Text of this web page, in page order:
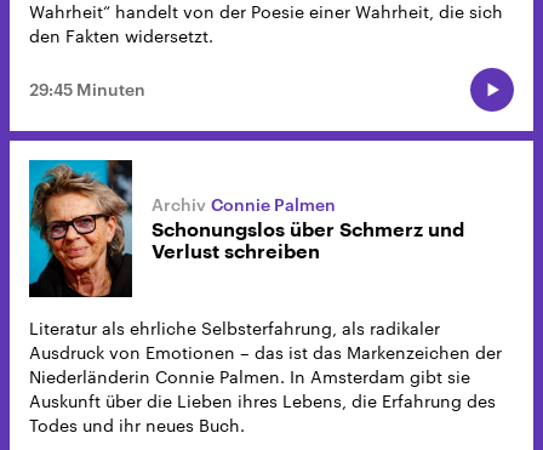
Wahrheit“ handelt von der Poesie einer Wahrheit, die sich
den Fakten widersetzt.
29:45 Minuten
Connie Palmen
Schonungslos über Schmerz und
Verlust schreiben
Literatur als ehrliche Selbsterfahrung, als radikaler
Ausdruck von Emotionen – das ist das Markenzeichen der
Niederländerin Connie Palmen. In Amsterdam gibt sie
Auskunft über die Lieben ihres Lebens, die Erfahrung des
Todes und ihr neues Buch.